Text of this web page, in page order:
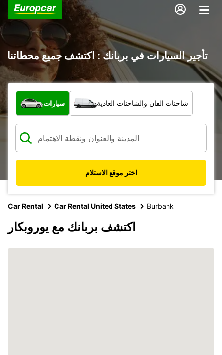
تأجير السيارات في بربانك : اكتشف جميع محطاتنا
ما نوع المركبة؟
سيارات شاحنات الفان والشاحنات العادية
اختر موقع الاستلام
Car Rental Car Rental United States Burbank
اكتشف بربانك مع يوروبكار